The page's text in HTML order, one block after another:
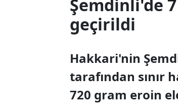
Şemdinli'de
geçirildi
Hakkari'nin
tarafından sınır
720 gram eroin